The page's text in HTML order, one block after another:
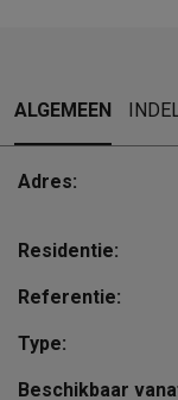
ALGEMEEN
Adres:
Residentie:
Referentie:
Type:
Beschikbaar